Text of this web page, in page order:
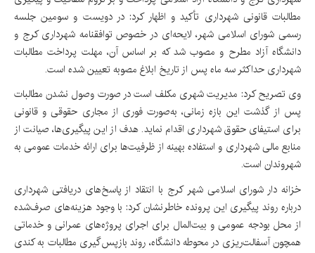
مطالبات قانونی شهرداری تأکید و اظهار کرد: در دویست و سومین جلسه
رسمی شورای اسلامی شهر، لایحه‌ای در خصوص توافقنامه شهرداری کرج و
دانشگاه آزاد مطرح و مصوب شد که بر اساس آن، مهلت پرداخت مطالبات
شهرداری حداکثر سه ماه پس از تاریخ ابلاغ مصوبه تعیین شده است.
وی تصریح کرد: مدیریت شهری مکلف است در صورت وصول نشدن مطالبات
پس از گذشت این بازه زمانی، به‌صورت فوری از مجاری حقوقی و قانونی
برای استیفای حقوق شهرداری اقدام نماید. هدف از این پیگیری‌ها، صیانت از
منابع مالی شهرداری و استفاده بهینه از ظرفیت‌ها برای ارائه خدمات عمومی به
شهروندان است.
خزانه دار شورای اسلامی شهر کرج با انتقاد از پاسخ‌های دریافتی شهرداری
درباره روند پیگیری این پرونده خاطرنشان کرد: با وجود هزینه‌های صرف‌شده
از محل بودجه عمومی و بیت‌المال برای اجرای پروژه‌های عمرانی و خدماتی
همچون آسفالت‌ریزی در محوطه دانشگاه، روند بازپس‌گیری مطالبات به کندی